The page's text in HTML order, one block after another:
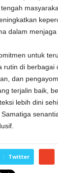
dalam menjaga
untuk
rutin di berbagai
dan
terjalin baik,
lebih dini
Twitter